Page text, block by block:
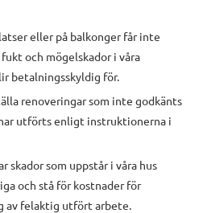
eller på balkonger får inte
och mögelskador i våra
betalningsskyldig för.
renoveringar som inte godkänts
utförts enligt instruktionerna i
skador som uppstår i våra hus
och stå för kostnader för
av felaktig utfört arbete.